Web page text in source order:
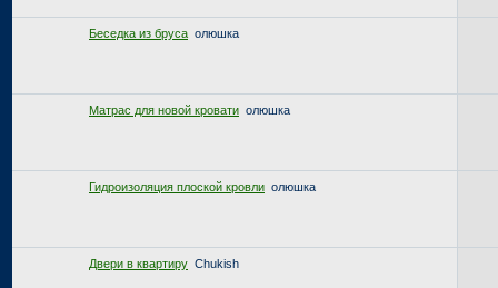
Беседка из бруса олюшка
Матрас для новой кровати олюшка
Гидроизоляция плоской кровли олюшка
Двери в квартиру Chukish